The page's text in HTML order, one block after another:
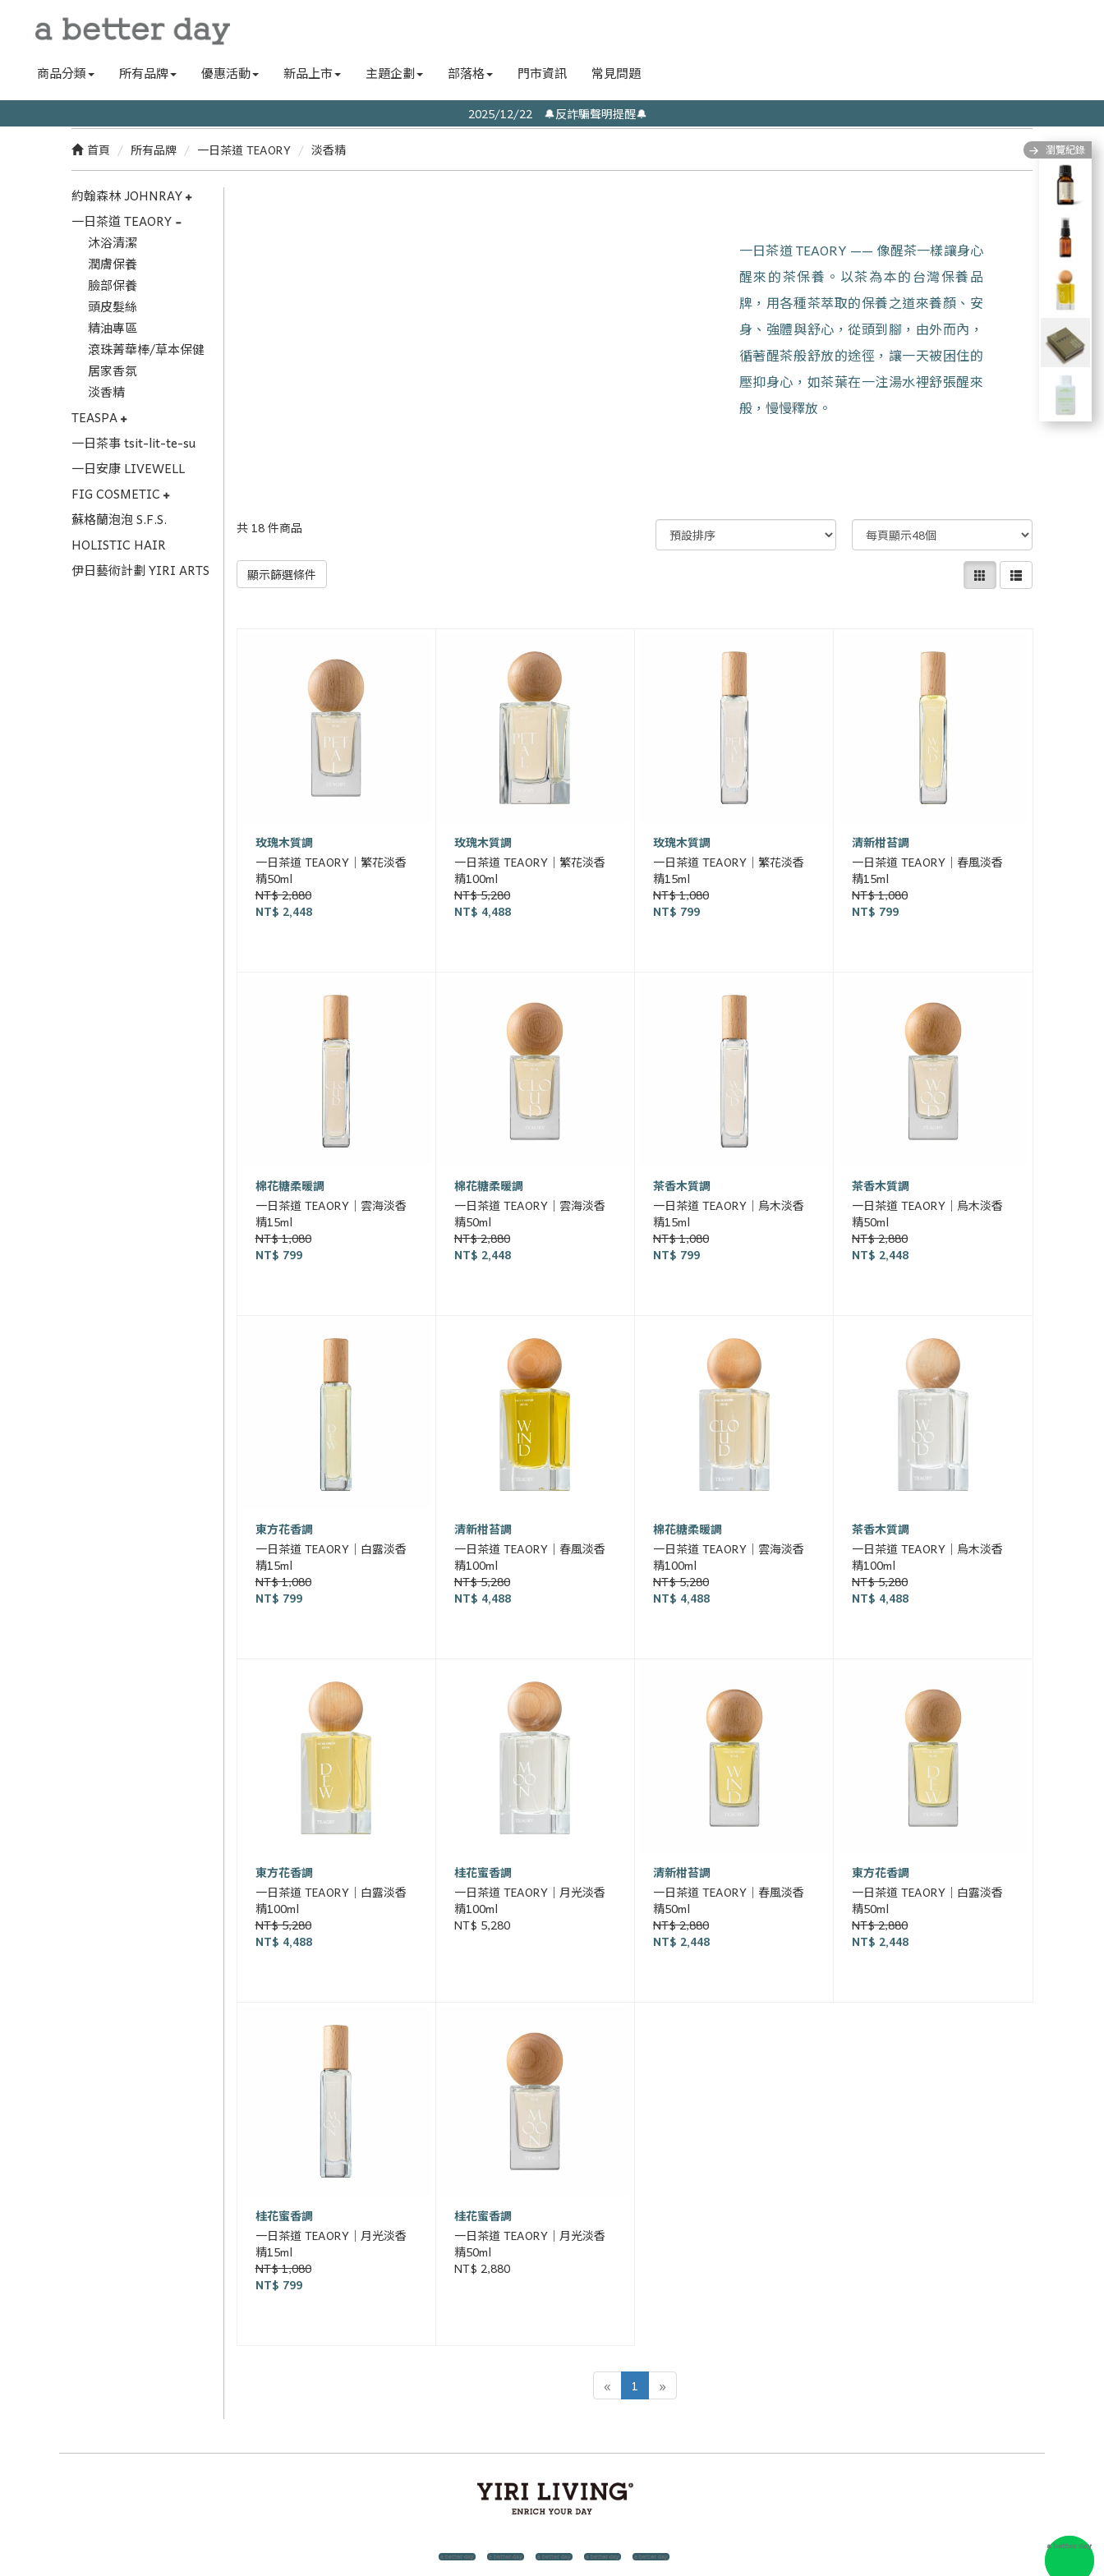
商品分類 所有品牌 優惠活動 新品上市 主題企劃 部落格 門市資訊 常見問題
2025/12/22 🔔反詐騙聲明提醒🔔
首頁
所有品牌 一日茶道 TEAORY 淡香精
約翰森林 JOHNRAY
一日茶道 TEAORY
沐浴清潔
潤膚保養
臉部保養
頭皮髮絲
精油專區
滾珠菁華棒/草本保健
居家香氛
淡香精
TEASPA
一日茶事 tsit-lit-te-su
一日安康 LIVEWELL
FIG COSMETIC
蘇格蘭泡泡 S.F.S.
HOLISTIC HAIR
伊日藝術計劃 YIRI ARTS
一日茶道 TEAORY —— 像醒茶一樣讓身心
醒來的茶保養。以茶為本的台灣保養品
牌，用各種茶萃取的保養之道來養顏、安
身、強體與舒心，從頭到腳，由外而內，
循著醒茶般舒放的途徑，讓一天被困住的
壓抑身心，如茶葉在一注湯水裡舒張醒來
般，慢慢釋放。
共 18 件商品
顯示篩選條件
玫瑰木質調
一日茶道 TEAORY｜繁花淡香
精50ml
NT$ 2,880
NT$ 2,448
玫瑰木質調
一日茶道 TEAORY｜繁花淡香
精100ml
NT$ 5,280
NT$ 4,488
玫瑰木質調
一日茶道 TEAORY｜繁花淡香
精15ml
NT$ 1,080
NT$ 799
清新柑苔調
一日茶道 TEAORY｜春風淡香
精15ml
NT$ 1,080
NT$ 799
棉花糖柔暖調
一日茶道 TEAORY｜雲海淡香
精15ml
NT$ 1,080
NT$ 799
棉花糖柔暖調
一日茶道 TEAORY｜雲海淡香
精50ml
NT$ 2,880
NT$ 2,448
茶香木質調
一日茶道 TEAORY｜烏木淡香
精15ml
NT$ 1,080
NT$ 799
茶香木質調
一日茶道 TEAORY｜烏木淡香
精50ml
NT$ 2,880
NT$ 2,448
東方花香調
一日茶道 TEAORY｜白露淡香
精15ml
NT$ 1,080
NT$ 799
清新柑苔調
一日茶道 TEAORY｜春風淡香
精100ml
NT$ 5,280
NT$ 4,488
棉花糖柔暖調
一日茶道 TEAORY｜雲海淡香
精100ml
NT$ 5,280
NT$ 4,488
茶香木質調
一日茶道 TEAORY｜烏木淡香
精100ml
NT$ 5,280
NT$ 4,488
東方花香調
一日茶道 TEAORY｜白露淡香
精100ml
NT$ 5,280
NT$ 4,488
桂花蜜香調
一日茶道 TEAORY｜月光淡香
精100ml
NT$ 5,280
清新柑苔調
一日茶道 TEAORY｜春風淡香
精50ml
NT$ 2,880
NT$ 2,448
東方花香調
一日茶道 TEAORY｜白露淡香
精50ml
NT$ 2,880
NT$ 2,448
桂花蜜香調
一日茶道 TEAORY｜月光淡香
精15ml
NT$ 1,080
NT$ 799
桂花蜜香調
一日茶道 TEAORY｜月光淡香
精50ml
NT$ 2,880
« 1 »
瀏覽紀錄